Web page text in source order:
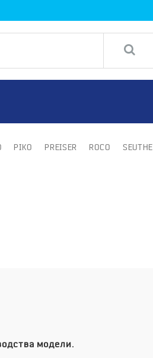
PIKO PREISER ROCO SEUTHE
модели.